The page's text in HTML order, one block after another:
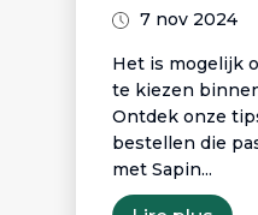
7 nov 2024
Het is mogelijk
te kiezen
Ontdek onze
bestellen die
met Sapin...